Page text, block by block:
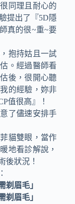
同理且耐心的
提出了『5D隱
真的很~重~要
抱持姑且一試
。經過醫師看
後，很開心聽
的經驗，妳非
值很高』！
了儘速安排手
貓雙眼，當作
地看診解說，
後狀況！
剃眉毛」
剃眉毛」